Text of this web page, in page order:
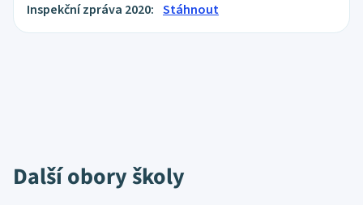
Inspekční zpráva 2020: Stáhnout
Další obory školy